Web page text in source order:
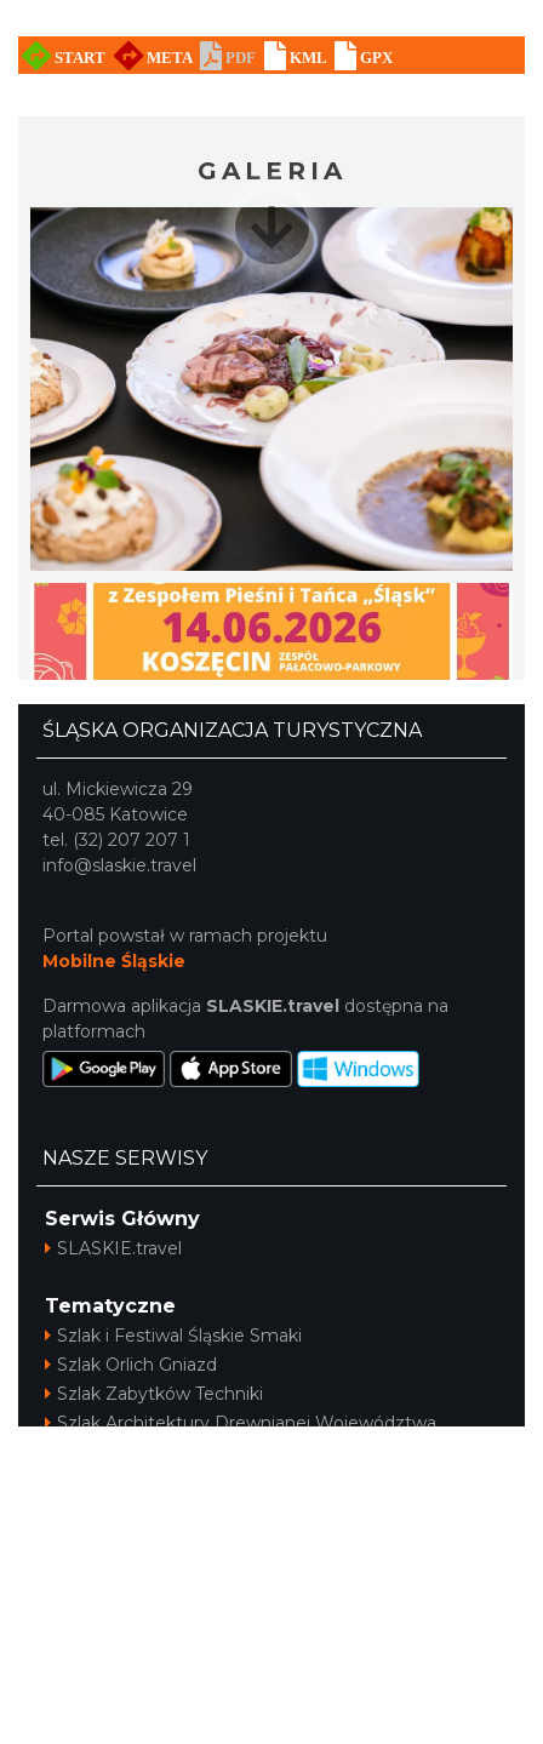
GALERIA
ŚLĄSKA ORGANIZACJA TURYSTYCZNA
ul. Mickiewicza 29
40-085 Katowice
tel. (32) 207 207 1
info@slaskie.travel
Portal powstał w ramach projektu
Mobilne Śląskie
Darmowa aplikacja SLASKIE.travel dostępna na
platformach
NASZE SERWISY
Serwis Główny
SLASKIE.travel
Tematyczne
Szlak i Festiwal Śląskie Smaki
Szlak Orlich Gniazd
Szlak Zabytków Techniki
Szlak Architektury Drewnianej Województwa